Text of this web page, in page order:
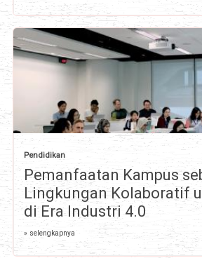
Pendidikan
Pemanfaatan Kampus
Lingkungan Kolaboratif
di Era Industri 4.0
» selengkapnya